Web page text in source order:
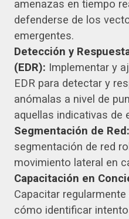
amenazas en tiempo
defenderse de los
emergentes.
Detección y
(EDR): Implementar y
EDR para detectar y
anómalas a nivel de
aquellas indicativas de
Segmentación de Red:
segmentación de red
movimiento lateral en
Capacitación en
Capacitar
cómo identificar